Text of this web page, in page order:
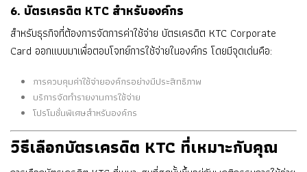
6. บัตรเครดิต KTC สำหรับองค์กร
สำหรับธุรกิจที่ต้องการจัดการค่าใช้จ่าย บัตรเครดิต KTC Corporate
Card ออกแบบมาเพื่อตอบโจทย์การใช้จ่ายในองค์กร โดยมีจุดเด่นคือ:
การควบคุมค่าใช้จ่ายองค์กรอย่างมีประสิทธิภาพ
บริการจัดทำรายงานการใช้จ่าย
โปรโมชั่นพิเศษสำหรับองค์กร
วิธีเลือกบัตรเครดิต KTC ที่เหมาะกับคุณ